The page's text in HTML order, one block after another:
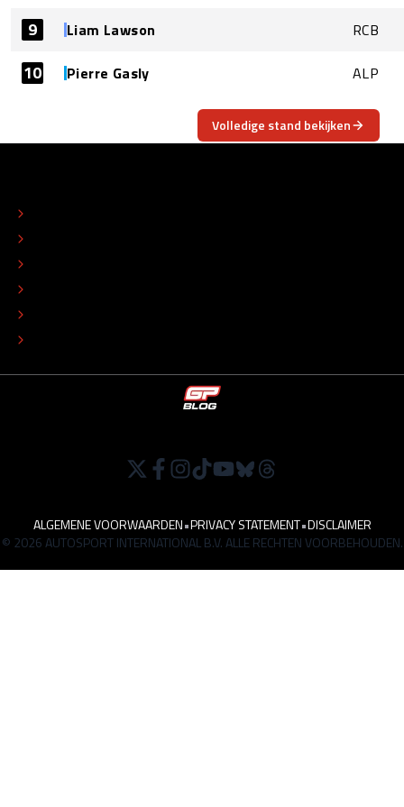
9 Liam Lawson RCB
10 Pierre Gasly ALP
Volledige stand bekijken
ALGEMENE VOORWAARDEN•PRIVACY STATEMENT•DISCLAIMER
© 2026 AUTOSPORT INTERNATIONAL B.V. ALLE RECHTEN VOORBEHOUDEN.